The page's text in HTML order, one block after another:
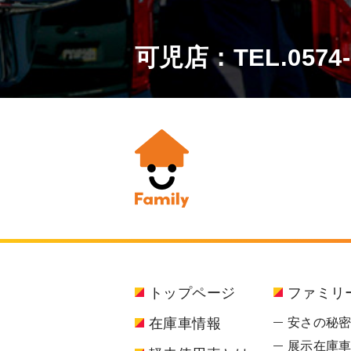
可児店：TEL.
トップページ
在庫車情報
ファミリ
安さの秘密
展示在庫